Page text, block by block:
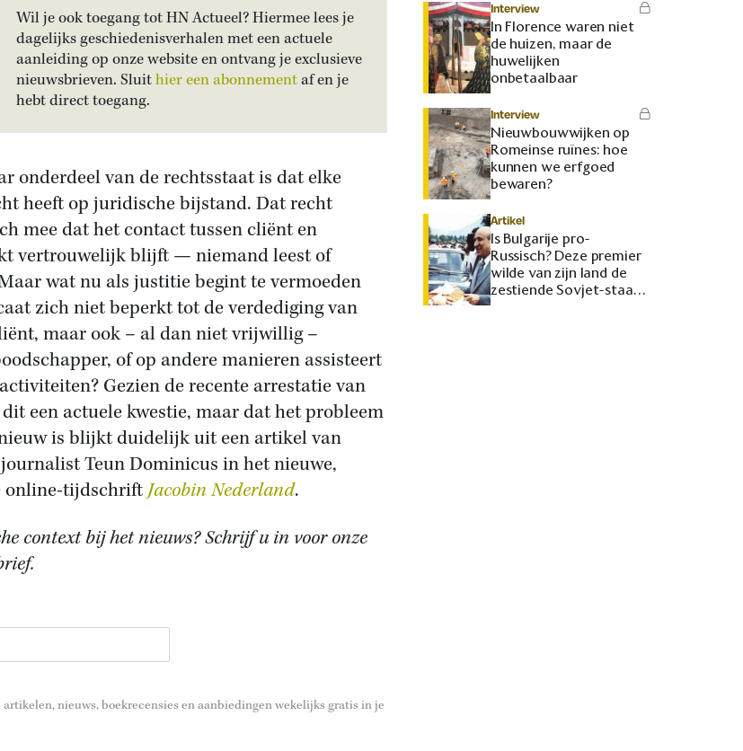
Wil je ook toegang tot HN Actueel? Hiermee lees je
dagelijks geschiedenisverhalen met een actuele
aanleiding op onze website en ontvang je exclusieve
nieuwsbrieven. Sluithier een abonnementaf en je
hebt direct toegang.
onderdeel van de rechtsstaat is dat elke
heeft op juridische bijstand. Dat recht
mee dat het contact tussen cliënt en
vertrouwelijk blijft — niemand leest of
wat nu als justitie begint te vermoeden
zich niet beperkt tot de verdediging van
maar ook – al dan niet vrijwillig –
of op andere manieren assisteert
Gezien de recente arrestatie van
een actuele kwestie, maar dat het probleem
is blijkt duidelijk uit een artikel van
Teun Dominicus in het nieuwe,
online-tijdschriftJacobin Nederland.
context bij het nieuws? Schrijf u in voor onze
nieuws, boekrecensies en aanbiedingen wekelijks gratis in je
Interview
In Florence waren niet
de huizen, maar de
huwelijken
onbetaalbaar
Interview
Nieuwbouwwijken op
Romeinse ruïnes: hoe
kunnen we erfgoed
bewaren?
Artikel
Is Bulgarije pro-
Russisch? Deze premier
wilde van zijn land de
zestiende Sovjet-staat
maken